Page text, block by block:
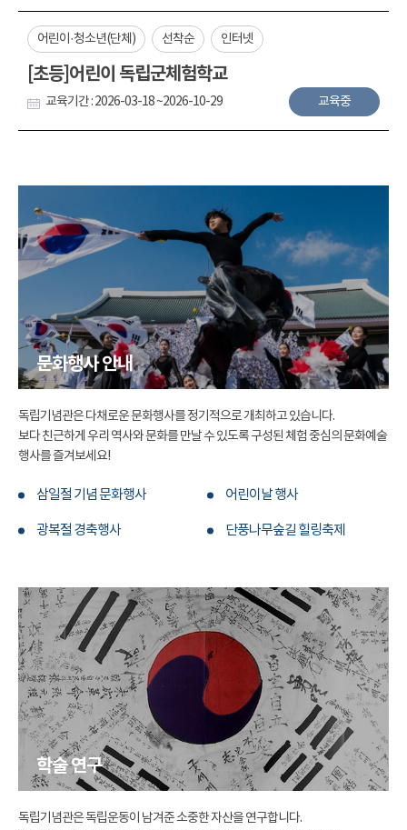
어린이·청소년(단체) 선착순 인터넷
[초등]어린이 독립군체험학교
교육기간 : 2026-03-18 ~2026-10-29 교육중
문화행사 안내
독립기념관은 다채로운 문화행사를 정기적으로 개최하고 있습니다.
보다 친근하게 우리 역사와 문화를 만날 수 있도록 구성된 체험 중심의 문화예술
행사를 즐겨보세요!
삼일절 기념 문화행사 어린이날 행사
광복절 경축행사 단풍나무숲길 힐링축제
학술 연구
독립기념관은 독립운동이 남겨준 소중한 자산을 연구합니다.